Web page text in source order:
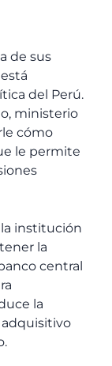
de sus
del Perú.
ministerio
cómo
le permite
institución
la
central
la